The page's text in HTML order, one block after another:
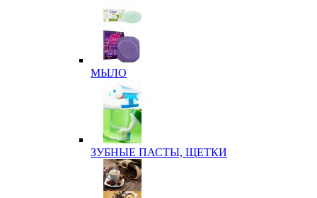
МЫЛО
ЗУБНЫЕ ПАСТЫ, ЩЕТКИ